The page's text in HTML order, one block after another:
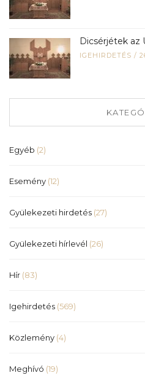
Dicsérjétek az
IGEHIRDETÉS /
Egyéb (2)
Esemény (12)
Gyülekezeti hirdetés (27)
Gyülekezeti hírlevél (26)
Hír (83)
Igehirdetés (569)
Közlemény (4)
Meghívó (19)